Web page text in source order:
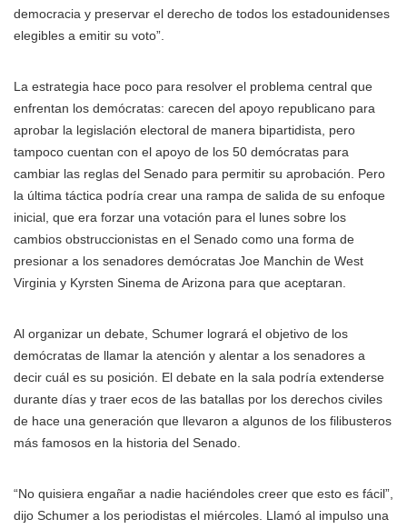
democracia y preservar el derecho de todos los estadounidenses
elegibles a emitir su voto”.
La estrategia hace poco para resolver el problema central que
enfrentan los demócratas: carecen del apoyo republicano para
aprobar la legislación electoral de manera bipartidista, pero
tampoco cuentan con el apoyo de los 50 demócratas para
cambiar las reglas del Senado para permitir su aprobación. Pero
la última táctica podría crear una rampa de salida de su enfoque
inicial, que era forzar una votación para el lunes sobre los
cambios obstruccionistas en el Senado como una forma de
presionar a los senadores demócratas Joe Manchin de West
Virginia y Kyrsten Sinema de Arizona para que aceptaran.
Al organizar un debate, Schumer logrará el objetivo de los
demócratas de llamar la atención y alentar a los senadores a
decir cuál es su posición. El debate en la sala podría extenderse
durante días y traer ecos de las batallas por los derechos civiles
de hace una generación que llevaron a algunos de los filibusteros
más famosos en la historia del Senado.
“No quisiera engañar a nadie haciéndoles creer que esto es fácil”,
dijo Schumer a los periodistas el miércoles. Llamó al impulso una